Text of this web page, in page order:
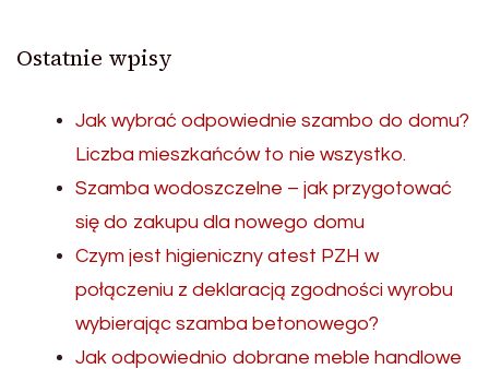
Ostatnie wpisy
Jak wybrać odpowiednie szambo do domu?
Liczba mieszkańców to nie wszystko.
Szamba wodoszczelne – jak przygotować
się do zakupu dla nowego domu
Czym jest higieniczny atest PZH w
połączeniu z deklaracją zgodności wyrobu
wybierając szamba betonowego?
Jak odpowiednio dobrane meble handlowe